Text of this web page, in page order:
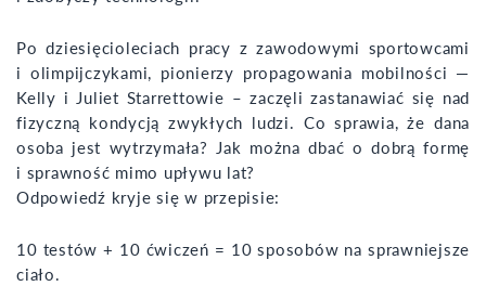
Po dziesięcioleciach pracy z zawodowymi sportowcami
i olimpijczykami, pionierzy propagowania mobilności —
Kelly i Juliet Starrettowie – zaczęli zastanawiać się nad
fizyczną kondycją zwykłych ludzi. Co sprawia, że dana
osoba jest wytrzymała? Jak można dbać o dobrą formę
i sprawność mimo upływu lat?
Odpowiedź kryje się w przepisie:
10 testów + 10 ćwiczeń = 10 sposobów na sprawniejsze
ciało.